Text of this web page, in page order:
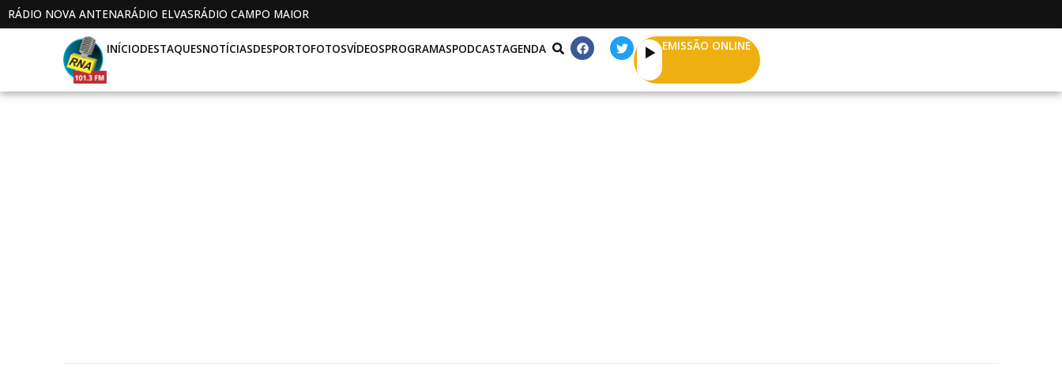
RÁDIO NOVA ANTENARÁDIO ELVASRÁDIO CAMPO MAIOR
INÍCIODESTAQUESNOTÍCIASDESPORTOFOTOSVÍDEOSPROGRAMASPODCASTAGENDA EMISSÃO ONLINE